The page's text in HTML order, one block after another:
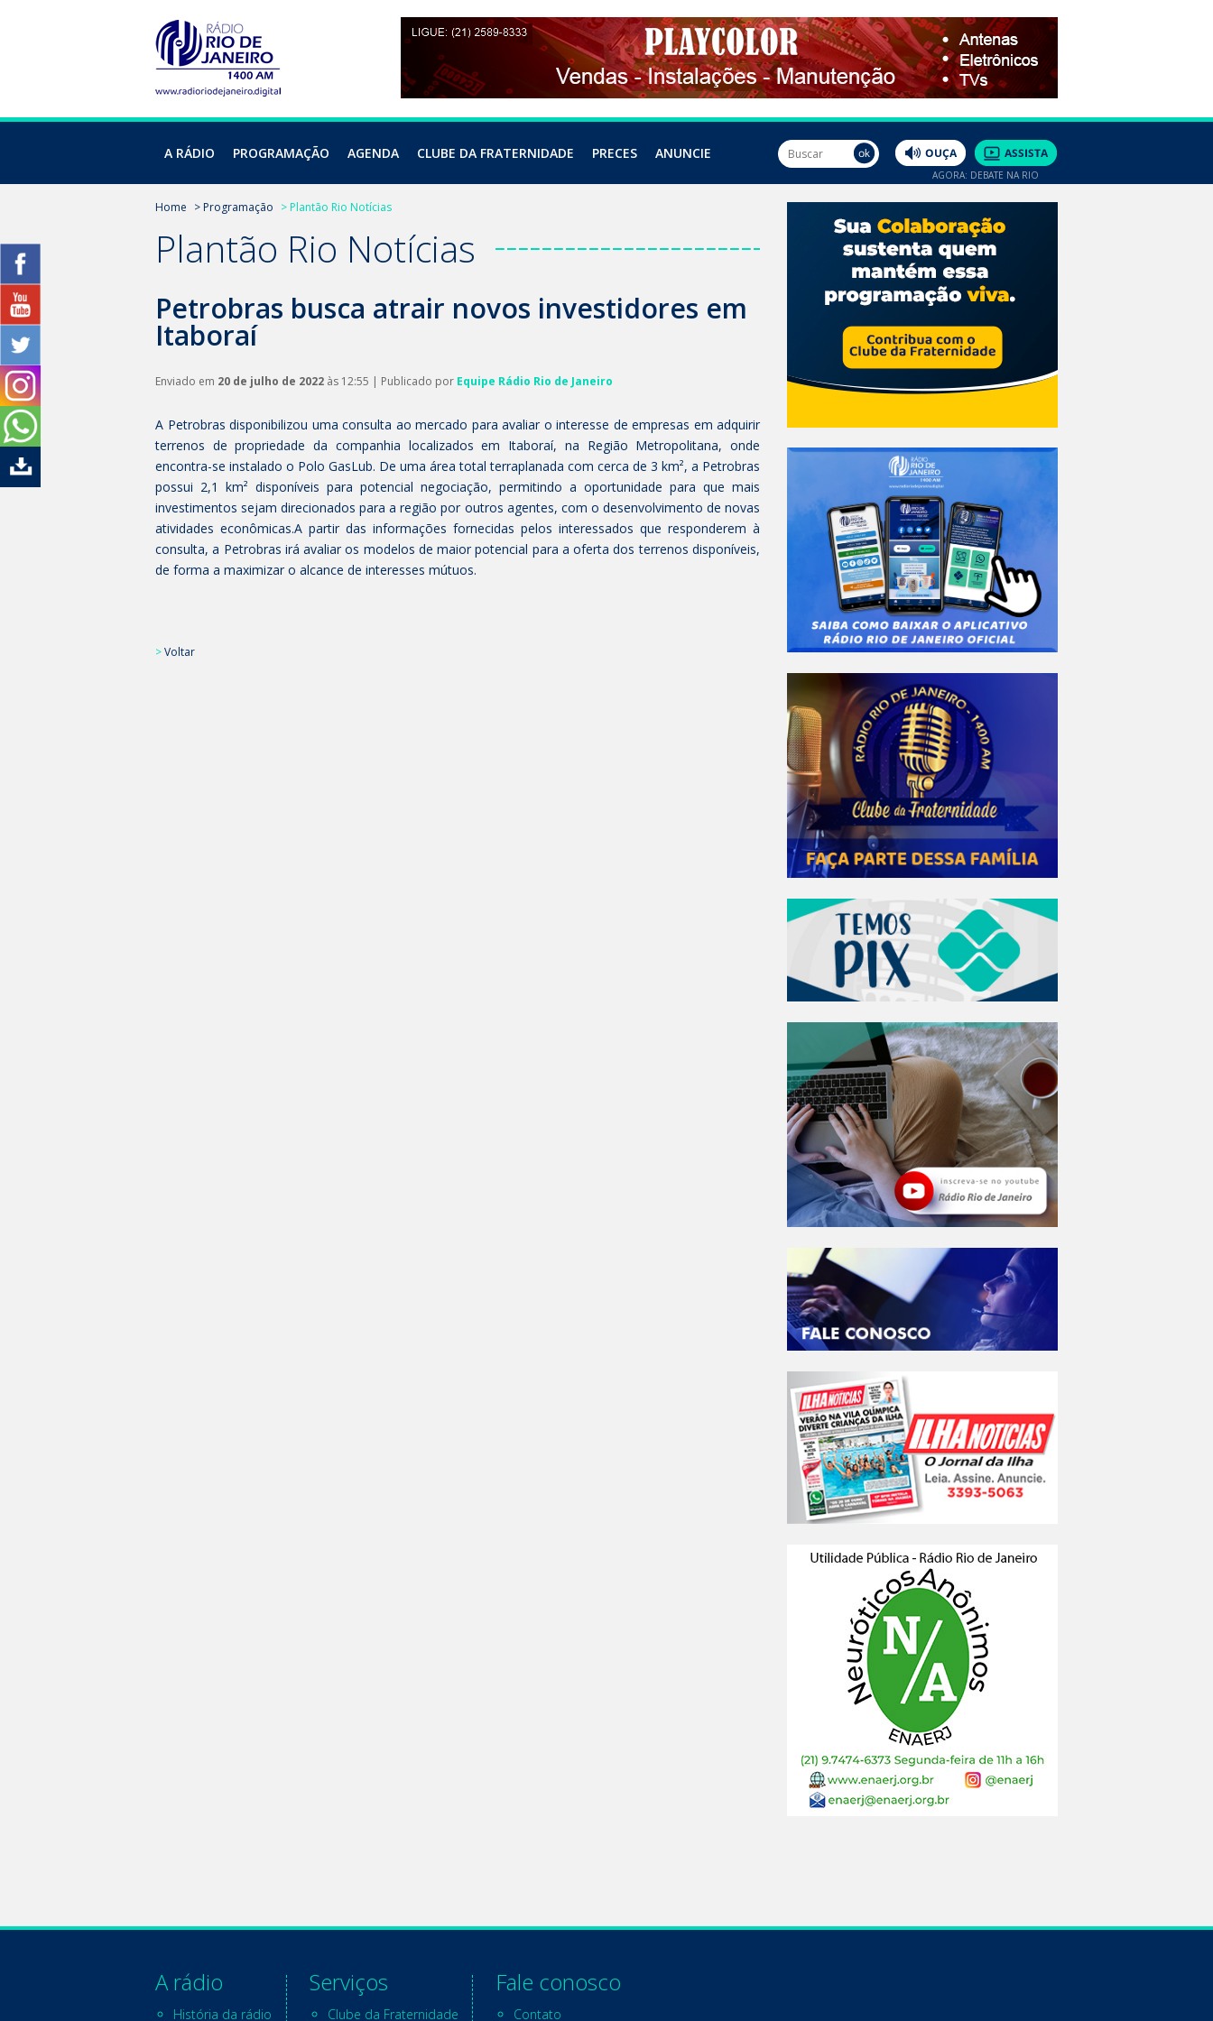
A RÁDIO PROGRAMAÇÃO AGENDA CLUBE DA FRATERNIDADE PRECES ANUNCIE
AGORA: DEBATE NA RIO
Home > Programação > Plantão Rio Notícias
Plantão Rio Notícias
Petrobras busca atrair novos investidores em
Itaboraí
Enviado em 20 de julho de 2022 às 12:55 | Publicado por Equipe Rádio Rio de Janeiro
A Petrobras disponibilizou uma consulta ao mercado para avaliar o interesse de empresas em adquirir
terrenos de propriedade da companhia localizados em Itaboraí, na Região Metropolitana, onde
encontra-se instalado o Polo GasLub. De uma área total terraplanada com cerca de 3 km², a Petrobras
possui 2,1 km² disponíveis para potencial negociação, permitindo a oportunidade para que mais
investimentos sejam direcionados para a região por outros agentes, com o desenvolvimento de novas
atividades econômicas.A partir das informações fornecidas pelos interessados que responderem à
consulta, a Petrobras irá avaliar os modelos de maior potencial para a oferta dos terrenos disponíveis,
de forma a maximizar o alcance de interesses mútuos.
>Voltar
A rádio
História da rádio
Serviços
Clube da Fraternidade
Fale conosco
Contato